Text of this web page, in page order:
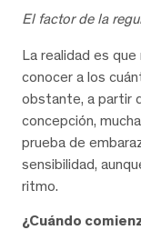
El factor de la
La realidad es
conocer a los
obstante, a partir
concepción,
prueba de
sensibilidad,
ritmo.
¿Cuándo